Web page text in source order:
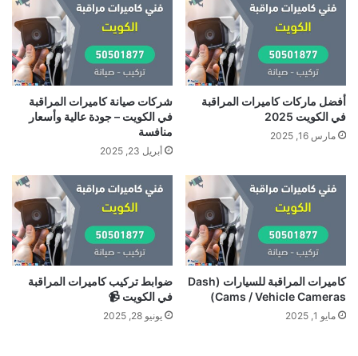
أفضل ماركات كاميرات المراقبة
في الكويت 2025
مارس 16, 2025
شركات صيانة كاميرات المراقبة
في الكويت – جودة عالية وأسعار
منافسة
أبريل 23, 2025
كاميرات المراقبة للسيارات (Dash
Cams / Vehicle Cameras)
مايو 1, 2025
ضوابط تركيب كاميرات المراقبة
في الكويت 📹
يونيو 28, 2025